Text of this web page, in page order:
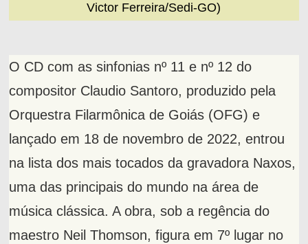
Victor Ferreira/Sedi-GO)
O CD com as sinfonias nº 11 e nº 12 do
compositor Claudio Santoro, produzido pela
Orquestra Filarmônica de Goiás (OFG) e
lançado em 18 de novembro de 2022, entrou
na lista dos mais tocados da gravadora Naxos,
uma das principais do mundo na área de
música clássica. A obra, sob a regência do
maestro Neil Thomson, figura em 7º lugar no